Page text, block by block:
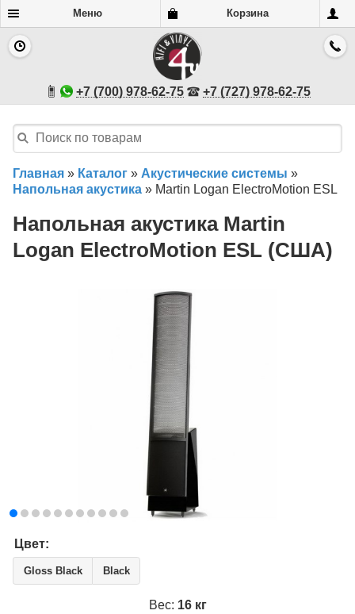
Меню Корзина
+7 (700) 978-62-75 +7 (727) 978-62-75
Главная » Каталог » Акустические системы »
Напольная акустика » Martin Logan ElectroMotion ESL
Напольная акустика Martin
Logan ElectroMotion ESL (США)
Цвет:
Gloss Black Black
Вес: 16 кг